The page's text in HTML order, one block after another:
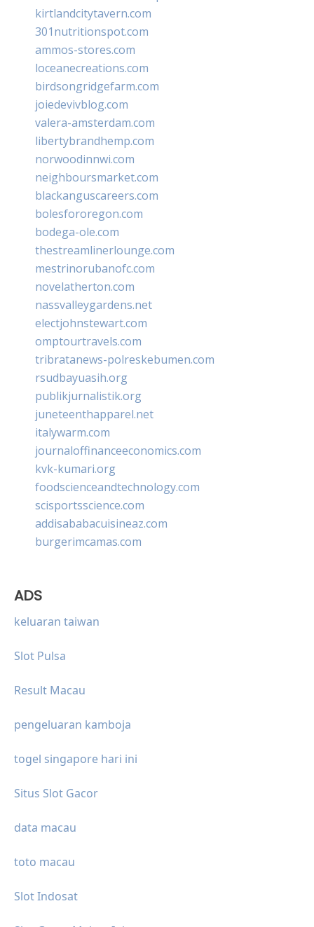
kirtlandcitytavern.com
301nutritionspot.com
ammos-stores.com
loceanecreations.com
birdsongridgefarm.com
joiedevivblog.com
valera-amsterdam.com
libertybrandhemp.com
norwoodinnwi.com
neighboursmarket.com
blackanguscareers.com
bolesfororegon.com
bodega-ole.com
thestreamlinerlounge.com
mestrinorubanofc.com
novelatherton.com
nassvalleygardens.net
electjohnstewart.com
omptourtravels.com
tribratanews-polreskebumen.com
rsudbayuasih.org
publikjurnalistik.org
juneteenthapparel.net
italywarm.com
journaloffinanceeconomics.com
kvk-kumari.org
foodscienceandtechnology.com
scisportsscience.com
addisababacuisineaz.com
burgerimcamas.com
ADS
keluaran taiwan
Slot Pulsa
Result Macau
pengeluaran kamboja
togel singapore hari ini
Situs Slot Gacor
data macau
toto macau
Slot Indosat